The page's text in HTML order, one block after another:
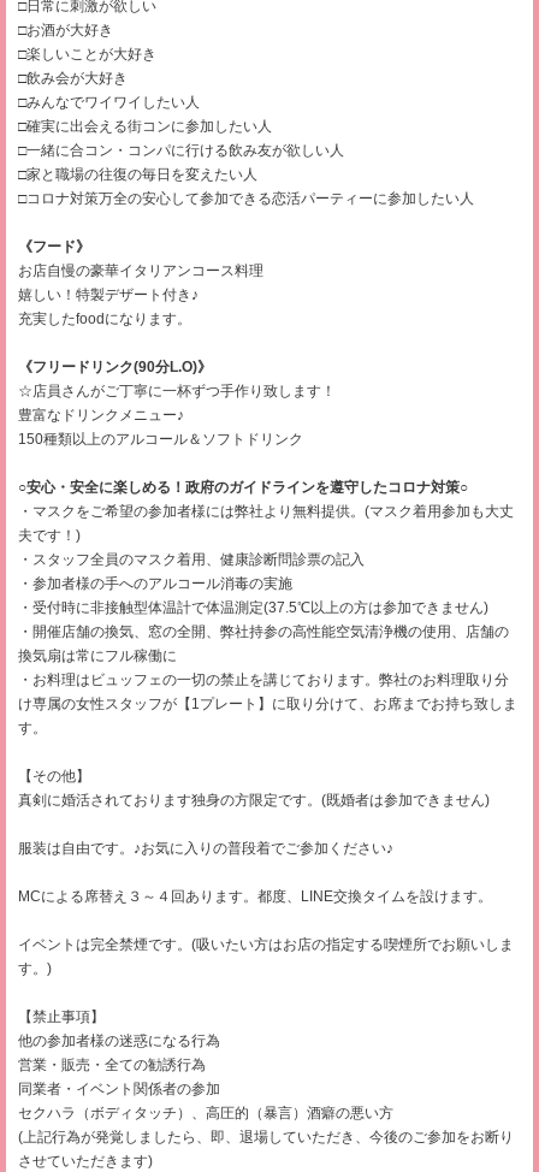
□日常に刺激が欲しい
□お酒が大好き
□楽しいことが大好き
□飲み会が大好き
□みんなでワイワイしたい人
□確実に出会える街コンに参加したい人
□一緒に合コン・コンパに行ける飲み友が欲しい人
□家と職場の往復の毎日を変えたい人
□コロナ対策万全の安心して参加できる恋活パーティーに参加したい人
《フード》
お店自慢の豪華イタリアンコース料理
嬉しい！特製デザート付き♪
充実したfoodになります。
《フリードリンク(90分L.O)》
☆店員さんがご丁寧に一杯ずつ手作り致します！
豊富なドリンクメニュー♪
150種類以上のアルコール＆ソフトドリンク
○安心・安全に楽しめる！政府のガイドラインを遵守したコロナ対策○
・マスクをご希望の参加者様には弊社より無料提供。(マスク着用参加も大丈
夫です！)
・スタッフ全員のマスク着用、健康診断問診票の記入
・参加者様の手へのアルコール消毒の実施
・受付時に非接触型体温計で体温測定(37.5℃以上の方は参加できません)
・開催店舗の換気、窓の全開、弊社持参の高性能空気清浄機の使用、店舗の
換気扇は常にフル稼働に
・お料理はビュッフェの一切の禁止を講じております。弊社のお料理取り分
け専属の女性スタッフが【1プレート】に取り分けて、お席までお持ち致しま
す。
【その他】
真剣に婚活されております独身の方限定です。(既婚者は参加できません)
服装は自由です。♪お気に入りの普段着でご参加ください♪
MCによる席替え３～４回あります。都度、LINE交換タイムを設けます。
イベントは完全禁煙です。(吸いたい方はお店の指定する喫煙所でお願いしま
す。)
【禁止事項】
他の参加者様の迷惑になる行為
営業・販売・全ての勧誘行為
同業者・イベント関係者の参加
セクハラ（ボディタッチ）、高圧的（暴言）酒癖の悪い方
(上記行為が発覚しましたら、即、退場していただき、今後のご参加をお断り
させていただきます)